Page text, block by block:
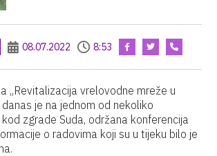
08.07.2022 8:53
„Revitalizacija vrelovodne mreže u
je na jednom od nekoliko
zgrade Suda, održana konferencija
o radovima koji su u tijeku bilo je